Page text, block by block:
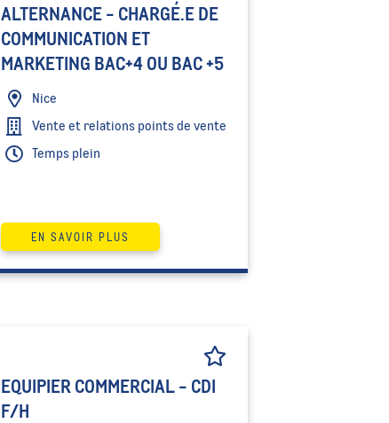
ALTERNANCE - CHARGÉ.E DE
COMMUNICATION ET
MARKETING BAC+4 OU BAC +5
Nice
Temps plein
Vente et relations points de vente
EN SAVOIR PLUS
EQUIPIER COMMERCIAL - CDI
F/H